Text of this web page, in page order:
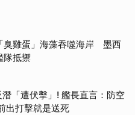
臭雞蛋」海藻吞噬海岸 墨西
隊抵禦
「遭伏擊」! 艦長直言：防空
出打擊就是送死